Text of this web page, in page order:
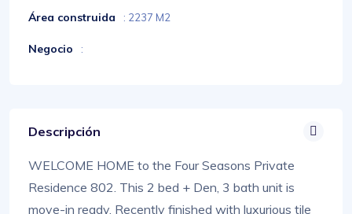
Área construida : 2237 M2
Negocio :
Descripción
WELCOME HOME to the Four Seasons Private
Residence 802. This 2 bed + Den, 3 bath unit is
move-in ready. Recently finished with luxurious tile